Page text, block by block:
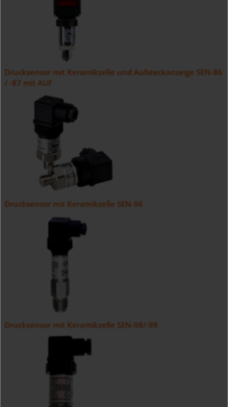
Drucksensor mit Keramikzelle und Aufsteckanzeige SEN-86
/ -87 mit AUF
Drucksensor mit Keramikzelle SEN-96
Drucksensor mit Keramikzelle SEN-98/-99